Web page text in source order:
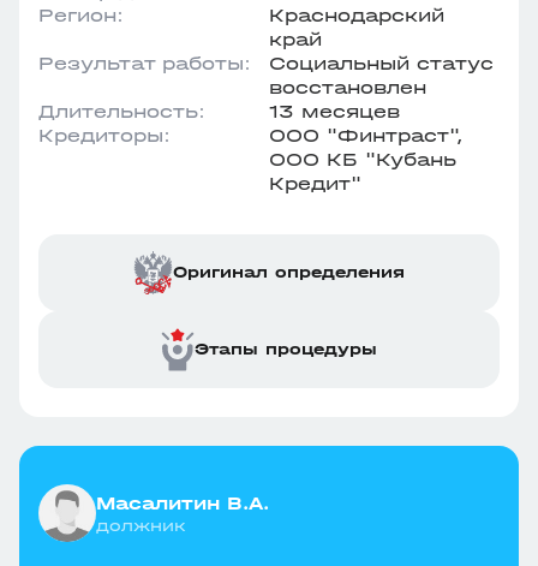
Регион:
Краснодарский
край
Результат работы:
Социальный статус
восстановлен
Длительность:
13 месяцев
Кредиторы:
ООО "Финтраст",
ООО КБ "Кубань
Кредит"
Оригинал определения
Этапы процедуры
Масалитин В.А.
должник